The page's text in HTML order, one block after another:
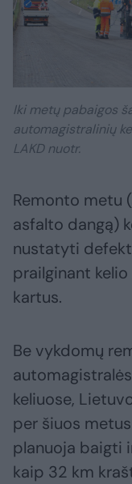
Iki metų pabaigos
automagistralinių
LAKD nuotr.
Remonto metu
asfalto dangą)
nustatyti
prailginant
kartus.
Be vykdomų
keliuose,
per šiuos
planuoja baigti
kaip 32 km